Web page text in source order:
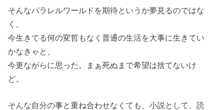
そんなパラレルワールドを期待というか夢見るのではな
く、
今生きてる何の変哲もなく普通の生活を大事に生きてい
かなきゃと、
今更ながらに思った。まぁ死ぬまで希望は捨てないけ
ど。
そんな自分の事と重ね合わせなくても、小説として、読